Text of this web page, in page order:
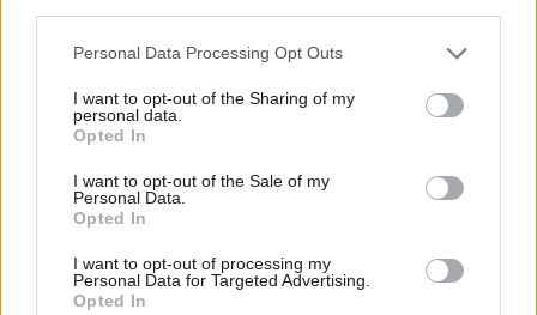
Personal Data Processing Opt Outs
I want to opt-out of the Sharing of my
personal data.
Opted In
I want to opt-out of the Sale of my
Personal Data.
Opted In
I want to opt-out of processing my
Personal Data for Targeted Advertising.
Opted In
DEIXA UNA RESPOSTA